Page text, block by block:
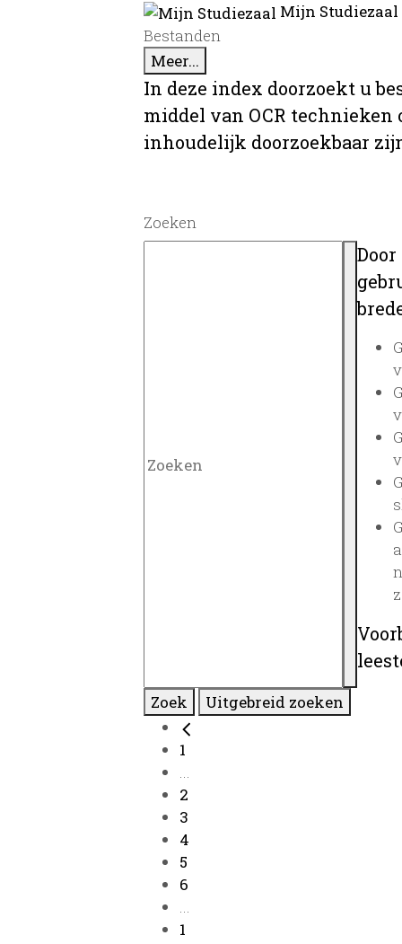
Mijn
Bestanden
Meer...
In deze index doorzoekt u
middel van OCR
inhoudelijk doorzoekbaar
Zoeken
Zoek Uitgebreid zoeken
1
...
2
3
4
5
6
...
1